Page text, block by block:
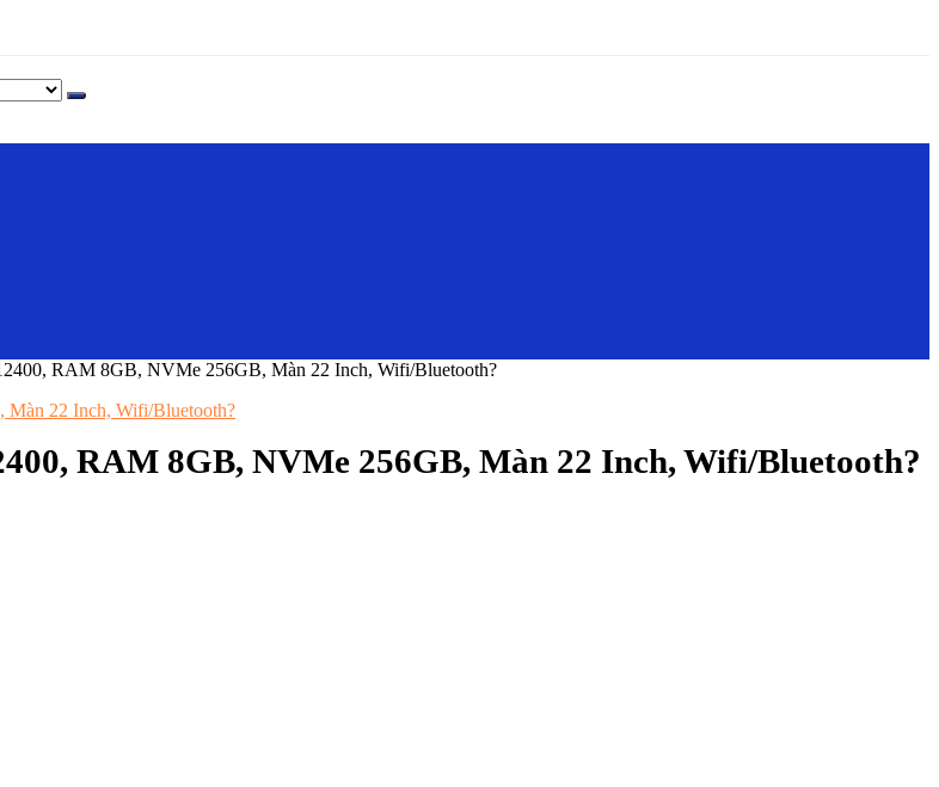
RAM 8GB, NVMe 256GB, Màn 22 Inch, Wifi/Bluetooth?
RAM 8GB, NVMe 256GB, Màn 22 Inch, Wifi/Bluetooth?